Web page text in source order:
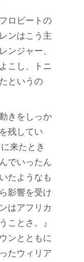
ロビートの
ンはこう主
ンジャー、
こし、トニ
というの
きをしっか
残してい
来たとき
でいったん
たようなも
影響を受け
はアフリカ
ことさ。』
ンとともに
たウィリア